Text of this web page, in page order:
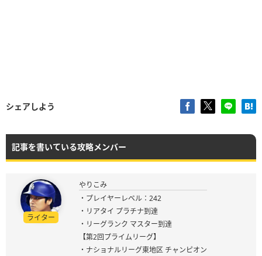
シェアしよう
記事を書いている攻略メンバー
ライター
やりこみ
・プレイヤーレベル：242
・リアタイ プラチナ到達
・リーグランク マスター到達
【第2回プライムリーグ】
・ナショナルリーグ東地区 チャンピオン